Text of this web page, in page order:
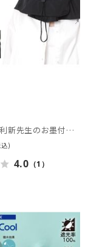
人気医師 友利新先生のお墨付き！【遮光100％帽子】フワクール® (Fuwacool®) 日差しを完全遮断ガードキャップ 遮光100 UV100
)
4.0 （1）